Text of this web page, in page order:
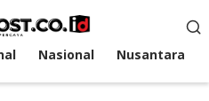
Nasional Nusantara